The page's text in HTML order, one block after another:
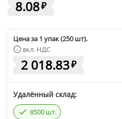
8.08₽
Цена за 1 упак (250 шт).
вкл. НДС
2 018.83₽
Удалённый склад:
8500 шт.